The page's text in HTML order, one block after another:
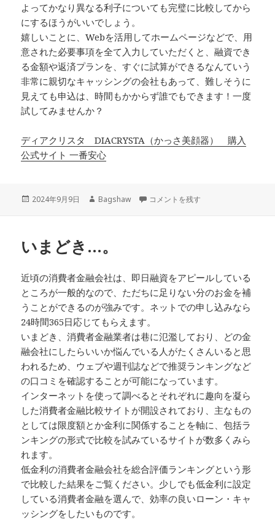
よってかなり異なる利子についても完璧に比較してから
にするほうがいいでしょう。
嬉しいことに、Webを活用してホームページなどで、用
意された必要事項を全て入力していただくと、融資でき
る金額や返済プランを、すぐに試算ができるなんていう
非常に親切なキャッシングの会社もあって、難しそうに
見えても申込は、時間もかからず誰でもできます！一度
試してみませんか？
ディアクリスタ DIACRYSTA（かっさ美顔器） 購入
公式サイト 一番安心
投
2024年9月9日
作
Bagshaw 嬉しいことに…。 に
コメントを残す
いまどき…。
近頃の消費者金融会社は、即日融資をアピールしている
ところが一般的なので、ただちに足りない分のお金を補
うことができるのが強みです。ネットでの申し込みなら
24時間365日応じてもらえます。
いまどき、消費者金融業者は巷に氾濫しており、どの金
融会社にしたらいいか悩んでいる人がたくさんいると思
われるため、ウェブや週刊誌などで推奨ランキングなど
の口コミを確認することが可能になっています。
インターネットを使って調べるとそれぞれに趣向を凝ら
した消費者金融比較サイトが開設されており、主なもの
としては限度額とか金利に関係することを軸に、包括ラ
ンキングの形式で比較を試みているサイトが数多くみら
れます。
低金利の消費者金融会社を総合評価ランキングという形
で比較した結果をご覧ください。少しでも低金利に設定
している消費者金融を選んで、効率の良いローン・キャ
ッシングをしたいものです。